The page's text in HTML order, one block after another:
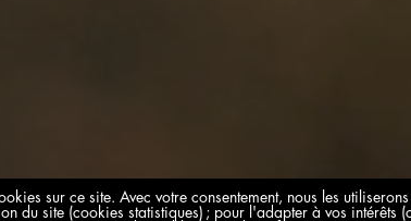
sur ce site. Avec votre consentement, nous les
du site (cookies statistiques) ; pour l'adapter à vos intérêts